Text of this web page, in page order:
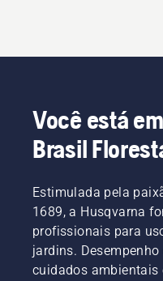
Você está
Brasil
Estimulada pela
1689, a Husqvarna
profissionais para
jardins.
cuidados ambientais